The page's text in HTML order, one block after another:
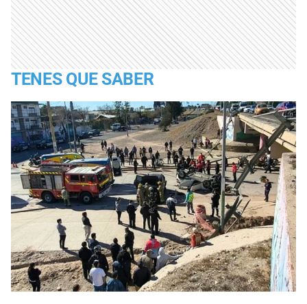
TENES QUE SABER